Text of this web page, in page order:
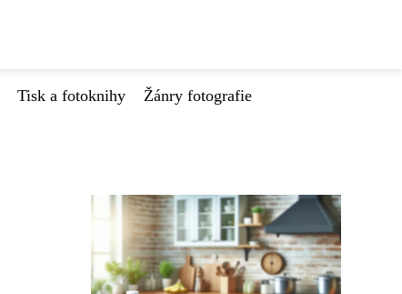
Tisk a fotoknihy Žánry fotografie